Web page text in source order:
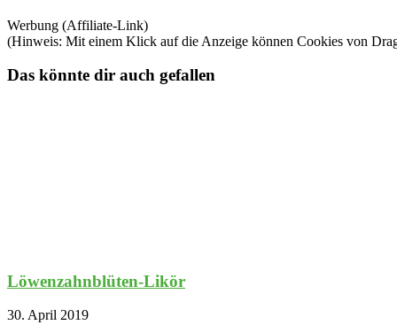
Werbung (Affiliate-Link)
(Hinweis: Mit einem Klick auf die Anzeige können Cookies von
Das könnte dir auch gefallen
Löwenzahnblüten-Likör
30. April 2019